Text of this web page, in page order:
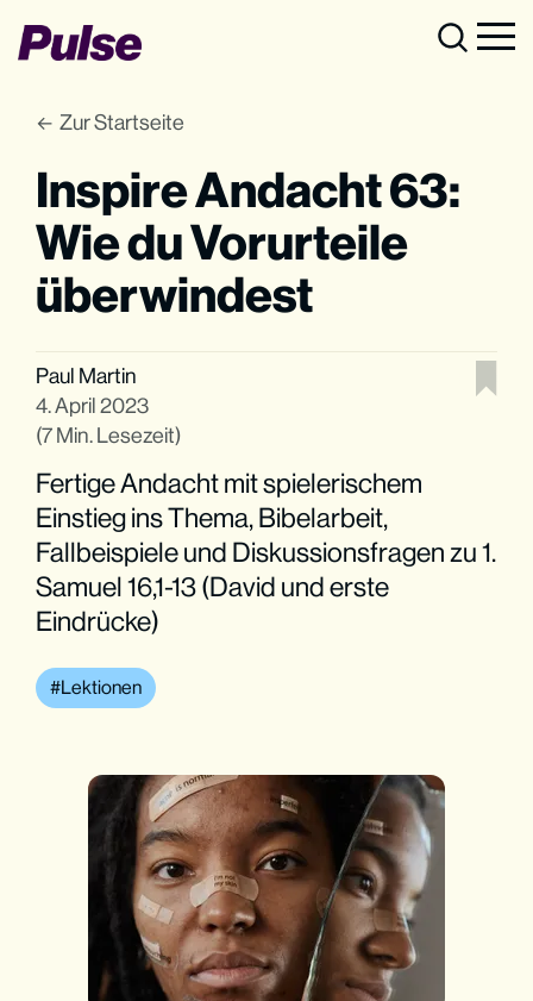
Zur Startseite
Inspire Andacht 63:
Wie du Vorurteile
überwindest
Paul Martin
4. April 2023
(7 Min. Lesezeit)
Fertige Andacht mit spielerischem
Einstieg ins Thema, Bibelarbeit,
Fallbeispiele und Diskussionsfragen zu 1.
Samuel 16,1-13 (David und erste
Eindrücke)
Lektionen